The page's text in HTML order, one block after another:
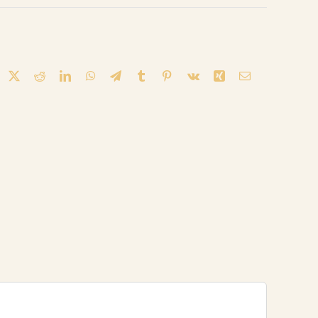
X RedditLinkedInWhatsApp
TelegramTumblr Pinterest
Vk XingCorreo